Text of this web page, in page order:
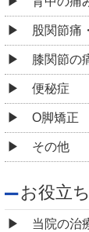
股関節痛
膝関節の
便秘症
O脚矯正
その他
お役立
当院の治